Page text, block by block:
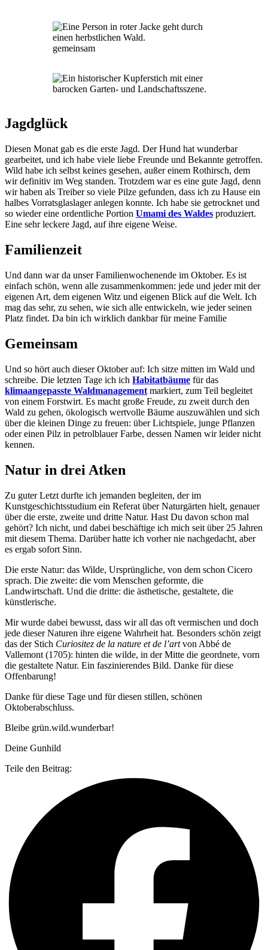
gemeinsam
Jagdglück
Diesen Monat gab es die erste Jagd. Der Hund hat wunderbar
gearbeitet, und ich habe viele liebe Freunde und Bekannte getroffen.
Wild habe ich selbst keines gesehen, außer einem Rothirsch, dem
wir definitiv im Weg standen. Trotzdem war es eine gute Jagd, denn
wir haben als Treiber so viele Pilze gefunden, dass ich zu Hause ein
halbes Vorratsglaslager anlegen konnte. Ich habe sie getrocknet und
so wieder eine ordentliche Portion Umami des Waldes produziert.
Eine sehr leckere Jagd, auf ihre eigene Weise.
Familienzeit
Und dann war da unser Familienwochenende im Oktober. Es ist
einfach schön, wenn alle zusammenkommen: jede und jeder mit der
eigenen Art, dem eigenen Witz und eigenen Blick auf die Welt. Ich
mag das sehr, zu sehen, wie sich alle entwickeln, wie jeder seinen
Platz findet. Da bin ich wirklich dankbar für meine Familie
Gemeinsam
Und so hört auch dieser Oktober auf: Ich sitze mitten im Wald und
schreibe. Die letzten Tage ich ich Habitatbäume für das
klimaangepasste Waldmanagement markiert, zum Teil begleitet
von einem Forstwirt. Es macht große Freude, zu zweit durch den
Wald zu gehen, ökologisch wertvolle Bäume auszuwählen und sich
über die kleinen Dinge zu freuen: über Lichtspiele, junge Pflanzen
oder einen Pilz in petrolblauer Farbe, dessen Namen wir leider nicht
kennen.
Natur in drei Atken
Zu guter Letzt durfte ich jemanden begleiten, der im
Kunstgeschichtsstudium ein Referat über Naturgärten hielt, genauer
über die erste, zweite und dritte Natur. Hast Du davon schon mal
gehört? Ich nicht, und dabei beschäftige ich mich seit über 25 Jahren
mit diesem Thema. Darüber hatte ich vorher nie nachgedacht, aber
es ergab sofort Sinn.
Die erste Natur: das Wilde, Ursprüngliche, von dem schon Cicero
sprach. Die zweite: die vom Menschen geformte, die
Landwirtschaft. Und die dritte: die ästhetische, gestaltete, die
künstlerische.
Mir wurde dabei bewusst, dass wir all das oft vermischen und doch
jede dieser Naturen ihre eigene Wahrheit hat. Besonders schön zeigt
das der Stich Curiositez de la nature et de l’artvon Abbé de
Vallemont (1705): hinten die wilde, in der Mitte die geordnete, vorn
die gestaltete Natur. Ein faszinierendes Bild. Danke für diese
Offenbarung!
Danke für diese Tage und für diesen stillen, schönen
Oktoberabschluss.
Bleibe grün.wild.wunderbar!
Deine Gunhild
Teile den Beitrag: